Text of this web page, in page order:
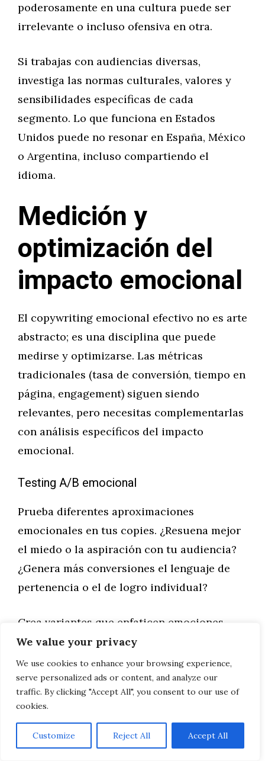
We value your privacy
We use cookies to enhance your browsing experience,
serve personalized ads or content, and analyze our
traffic. By clicking "Accept All", you consent to our use of
cookies.
Customize Reject All Accept All
poderosamente en una cultura puede ser
irrelevante o incluso ofensiva en otra.
Si trabajas con audiencias diversas,
investiga las normas culturales, valores y
sensibilidades específicas de cada
segmento. Lo que funciona en Estados
Unidos puede no resonar en España, México
o Argentina, incluso compartiendo el
idioma.
Medición y
optimización del
impacto emocional
El copywriting emocional efectivo no es arte
abstracto; es una disciplina que puede
medirse y optimizarse. Las métricas
tradicionales (tasa de conversión, tiempo en
página, engagement) siguen siendo
relevantes, pero necesitas complementarlas
con análisis específicos del impacto
emocional.
Testing A/B emocional
Prueba diferentes aproximaciones
emocionales en tus copies. ¿Resuena mejor
el miedo o la aspiración con tu audiencia?
¿Genera más conversiones el lenguaje de
pertenencia o el de logro individual?
Crea variantes que enfaticen emociones
diferentes manteniendo constantes otros
elementos. Los resultados te revelarán qué
fibras emocionales son las correctas para tu
audiencia específica.
Análisis de sentimiento en comentarios y
respuestas